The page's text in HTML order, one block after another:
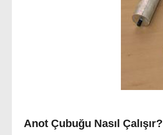
Anot Çubuğu Nasıl Çalışır?